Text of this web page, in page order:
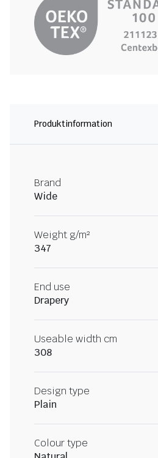
Produktinformation
Brand
Wide
Weight g/m²
347
End use
Drapery
Useable width cm
308
Design type
Plain
Colour type